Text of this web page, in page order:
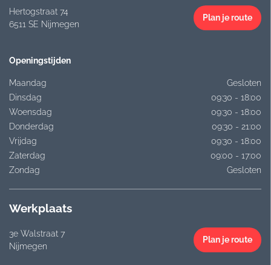
Hertogstraat 74
6511 SE Nijmegen
Plan je route
Openingstijden
Maandag
Gesloten
Dinsdag
09:30 - 18:00
Woensdag
09:30 - 18:00
Donderdag
09:30 - 21:00
Vrijdag
09:30 - 18:00
Zaterdag
09:00 - 17:00
Zondag
Gesloten
Werkplaats
3e Walstraat 7
Nijmegen
Plan je route